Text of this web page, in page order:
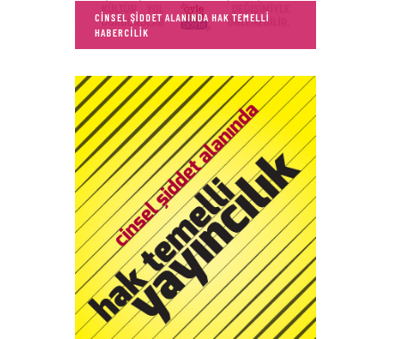
CİNSEL ŞİDDET ALANINDA HAK TEMELLİ
HABERCİLİK